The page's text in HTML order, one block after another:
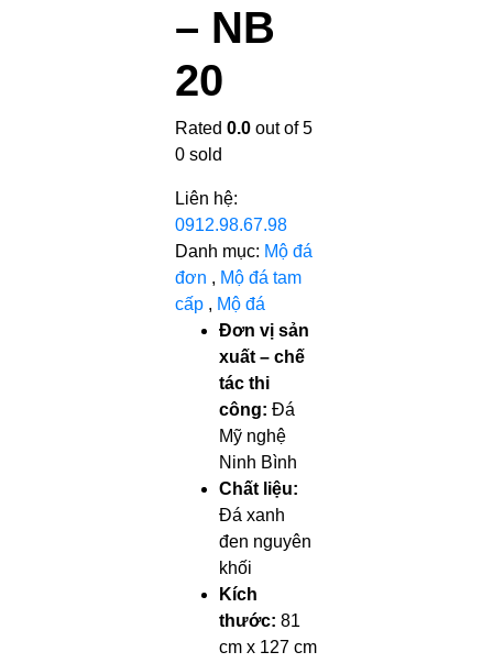
– NB
20
Rated0.0 out of 5
0 sold
Liên hệ:
0912.98.67.98
Danh mục: Mộ đá
đơn , Mộ đá tam
cấp , Mộ đá
Đơn vị sản
xuất – chế
tác thi
công:Đá
Mỹ nghệ
Ninh Bình
Chất liệu:
Đá xanh
đen nguyên
khối
Kích
thước: 81
cm x 127 cm